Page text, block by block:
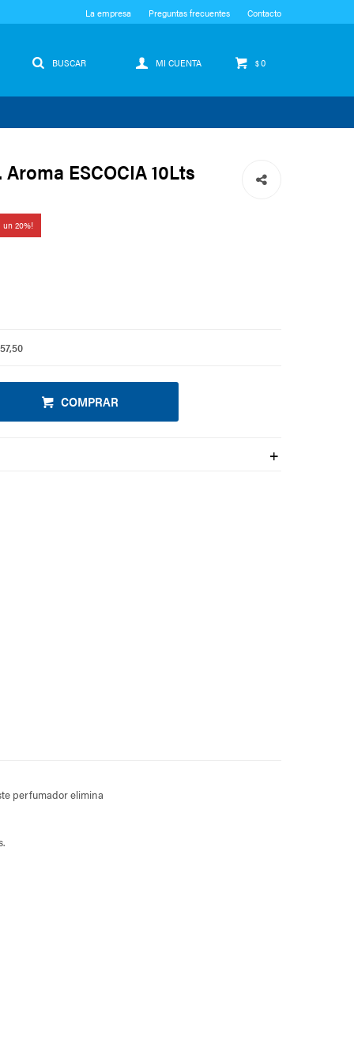
$0
La empresa Preguntas frecuentes Contacto
ESCOCIA 10Lts
20
COMPRAR
perfumador elimina